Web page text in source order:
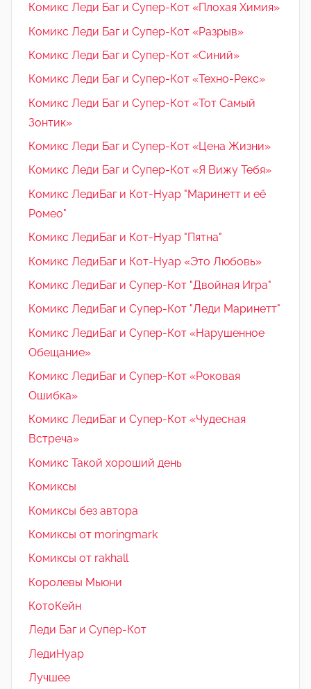
Комикс Леди Баг и Супер-Кот «Плохая Химия»
Комикс Леди Баг и Супер-Кот «Разрыв»
Комикс Леди Баг и Супер-Кот «Синий»
Комикс Леди Баг и Супер-Кот «Техно-Рекс»
Комикс Леди Баг и Супер-Кот «Тот Самый
Зонтик»
Комикс Леди Баг и Супер-Кот «Цена Жизни»
Комикс Леди Баг и Супер-Кот «Я Вижу Тебя»
Комикс ЛедиБаг и Кот-Нуар "Маринетт и её
Ромео"
Комикс ЛедиБаг и Кот-Нуар "Пятна"
Комикс ЛедиБаг и Кот-Нуар «Это Любовь»
Комикс ЛедиБаг и Супер-Кот "Двойная Игра"
Комикс ЛедиБаг и Супер-Кот "Леди Маринетт"
Комикс ЛедиБаг и Супер-Кот «Нарушенное
Обещание»
Комикс ЛедиБаг и Супер-Кот «Роковая
Ошибка»
Комикс ЛедиБаг и Супер-Кот «Чудесная
Встреча»
Комикс Такой хороший день
Комиксы
Комиксы без автора
Комиксы от moringmark
Комиксы от rakhall
Королевы Мьюни
КотоКейн
Леди Баг и Супер-Кот
ЛедиНуар
Лучшее